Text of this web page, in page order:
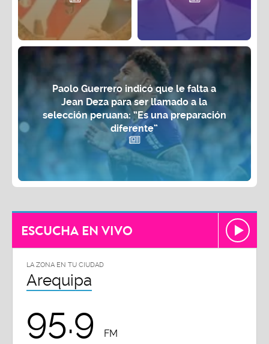
Paolo Guerrero indicó que le falta a
Jean Deza para ser llamado a la
selección peruana: “Es una preparación
diferente”
ESCUCHA EN VIVO
LA ZONA EN TU CIUDAD
Arequipa
95.9 FM